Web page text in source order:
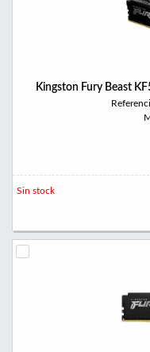
Kingston Fury Beast
Sin stock